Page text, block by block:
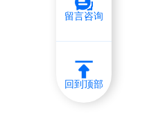
留言咨询
回到顶部